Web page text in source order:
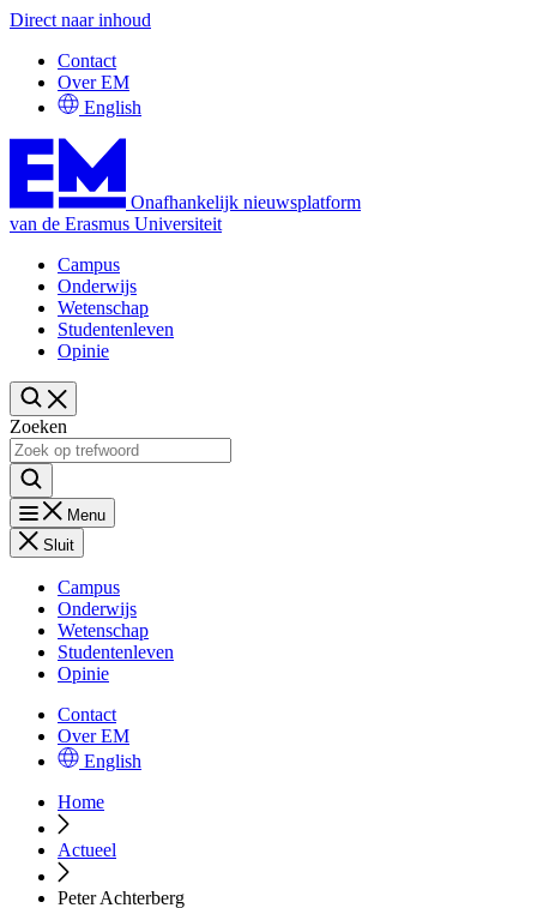
Direct naar inhoud
Contact
Over EM
English
Onafhankelijk nieuwsplatform
van de Erasmus Universiteit
Campus
Onderwijs
Wetenschap
Studentenleven
Opinie
Zoeken
Menu
Sluit
Campus
Onderwijs
Wetenschap
Studentenleven
Opinie
Contact
Over EM
English
Home
Actueel
Peter Achterberg